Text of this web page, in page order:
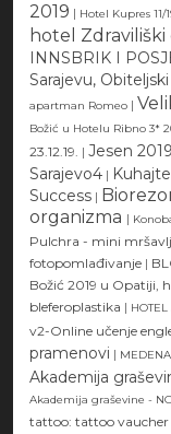
2019 | Hotel Kupres
hotel Zdraviliški
INNSBRIK I
Sarajevu,
apartman Romeo |
Božić u Hotelu Ribno 3*
23.12.19. | Jesen
Sarajevo4 |
Success |
organizma |
Pulchra - mini
fotopomlađivanje |
Božić 2019 u Opatiji,
bleferoplastika |
v2-Online učenje
pramenovi |
Akademija
Akademija graševine -
tattoo: tattoo vaucher